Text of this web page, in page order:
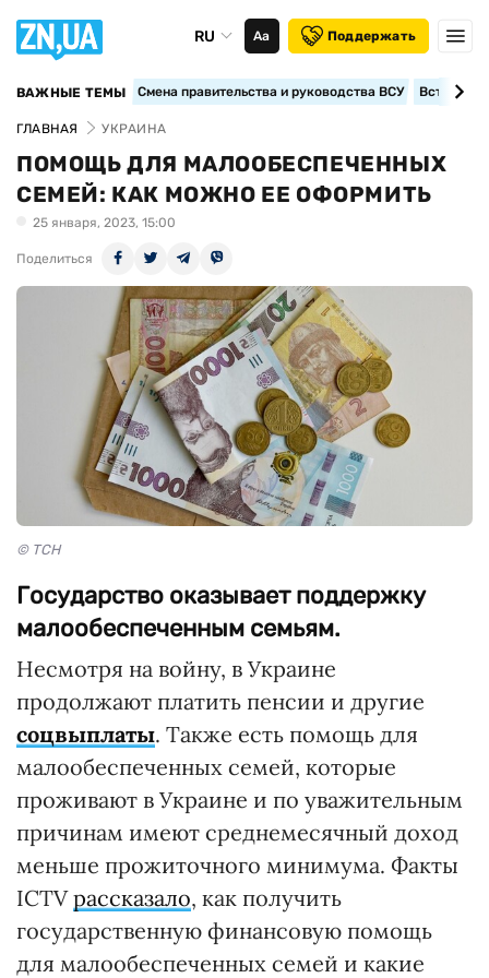
RU Аа Поддержать
ВАЖНЫЕ ТЕМЫ Смена правительства и руководства ВСУ
ГЛАВНАЯ УКРАИНА
ПОМОЩЬ ДЛЯ МАЛООБЕСПЕЧЕННЫХ
СЕМЕЙ: КАК МОЖНО ЕЕ ОФОРМИТЬ
25 января, 2023, 15:00
Поделиться
© ТСН
Государство оказывает поддержку
малообеспеченным семьям.
Несмотря на войну, в Украине
продолжают платить пенсии и другие
соцвыплаты. Также есть помощь для
малообеспеченных семей, которые
проживают в Украине и по уважительным
причинам имеют среднемесячный доход
меньше прожиточного минимума. Факты
ICTVрассказало, как получить
государственную финансовую помощь
для малообеспеченных семей и какие